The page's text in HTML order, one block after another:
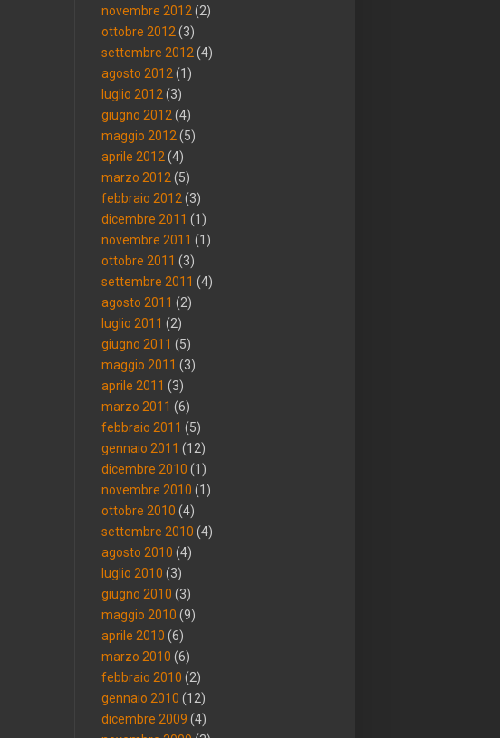
novembre 2012 (2)
ottobre 2012 (3)
settembre 2012 (4)
agosto 2012 (1)
luglio 2012 (3)
giugno 2012 (4)
maggio 2012 (5)
aprile 2012 (4)
marzo 2012 (5)
febbraio 2012 (3)
dicembre 2011 (1)
novembre 2011 (1)
ottobre 2011 (3)
settembre 2011 (4)
agosto 2011 (2)
luglio 2011 (2)
giugno 2011 (5)
maggio 2011 (3)
aprile 2011 (3)
marzo 2011 (6)
febbraio 2011 (5)
gennaio 2011 (12)
dicembre 2010 (1)
novembre 2010 (1)
ottobre 2010 (4)
settembre 2010 (4)
agosto 2010 (4)
luglio 2010 (3)
giugno 2010 (3)
maggio 2010 (9)
aprile 2010 (6)
marzo 2010 (6)
febbraio 2010 (2)
gennaio 2010 (12)
dicembre 2009 (4)